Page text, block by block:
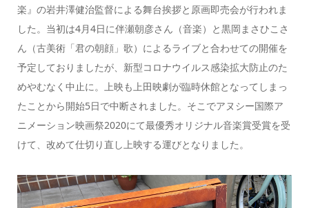
楽』の岩井澤健治監督による舞台挨拶と原画即売会が行われま
した。当初は4月4日に伴瀬朝彦さん（音楽）と黒岡まさひこさ
ん（古美術「君の朝顔」歌）によるライブと合わせての開催を
予定しておりましたが、新型コロナウイルス感染拡大防止のた
めやむなく中止に。上映も上田映劇が臨時休館となってしまっ
たことから開始5日で中断されました。そこでアヌシー国際ア
ニメーション映画祭2020にて最優秀オリジナル音楽賞受賞を受
けて、改めて仕切り直し上映する運びとなりました。